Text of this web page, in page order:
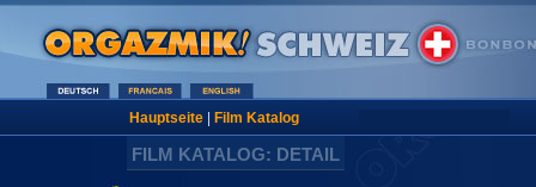
Hauptseite| Film Katalog
FILM KATALOG: DETAIL